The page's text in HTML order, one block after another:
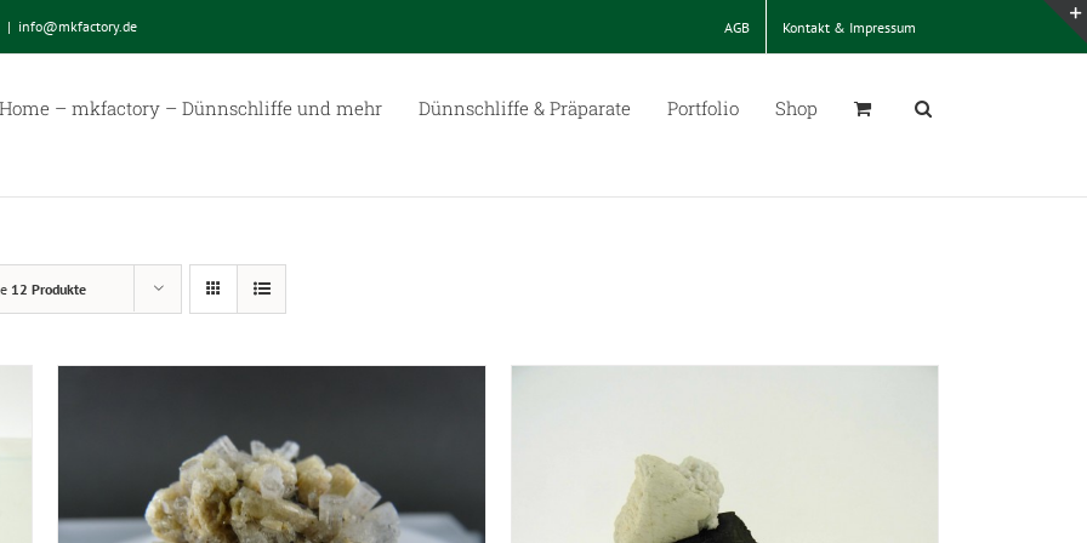
| info@mkfactory.de AGB Kontakt & Impressum
Home – mkfactory – Dünnschliffe und mehr Dünnschliffe & Präparate Portfolio Shop
12 Produkte